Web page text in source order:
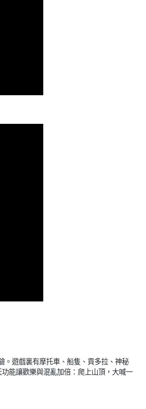
。遊戲裏有摩托車、船隻、貢多拉、神秘
能讓歡樂與混亂加倍：爬上山頂，大喊一